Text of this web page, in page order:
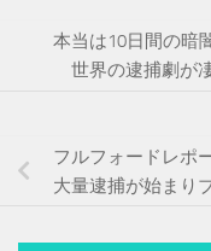
本当は10日間の暗
世界の逮捕劇が
フルフォードレポ
大量逮捕が始まり